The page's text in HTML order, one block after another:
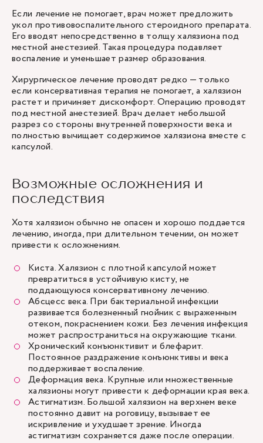
Если лечение не помогает, врач может предложить
укол противовоспалительного стероидного препарата.
Его вводят непосредственно в толщу халязиона под
местной анестезией. Такая процедура подавляет
воспаление и уменьшает размер образования.
Хирургическое лечение проводят редко — только
если консервативная терапия не помогает, а халязион
растет и причиняет дискомфорт. Операцию проводят
под местной анестезией. Врач делает небольшой
разрез со стороны внутренней поверхности века и
полностью вычищает содержимое халязиона вместе с
капсулой.
Возможные осложнения и
последствия
Хотя халязион обычно не опасен и хорошо поддается
лечению, иногда, при длительном течении, он может
привести к осложнениям.
Киста. Халязион с плотной капсулой может
превратиться в устойчивую кисту, не
поддающуюся консервативному лечению.
Абсцесс века. При бактериальной инфекции
развивается болезненный гнойник с выраженным
отеком, покраснением кожи. Без лечения инфекция
может распространиться на окружающие ткани.
Хронический конъюнктивит и блефарит.
Постоянное раздражение конъюнктивы и века
поддерживает воспаление.
Деформация века. Крупные или множественные
халязионы могут привести к деформации края века.
Астигматизм. Большой халязион на верхнем веке
постоянно давит на роговицу, вызывает ее
искривление и ухудшает зрение. Иногда
астигматизм сохраняется даже после операции.